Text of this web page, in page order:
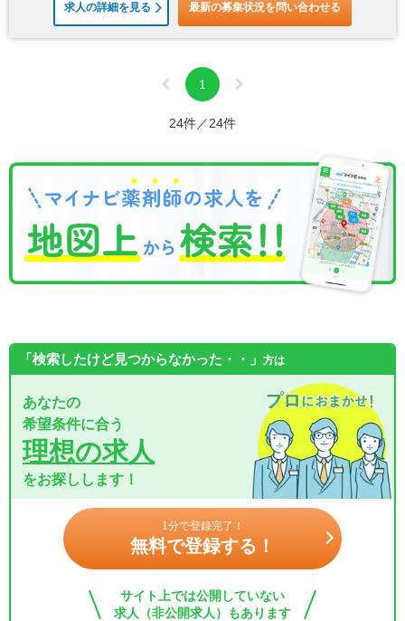
求人の詳細を見る 最新の募集状況を問い合わせる
1
24件／24件
「検索したけど見つからなかった・・」 方は
あなたの
希望条件に合う
理想の求人
をお探しします！
1分で登録完了！
無料で登録する！
サイト上では公開していない
求人（非公開求人）もあります